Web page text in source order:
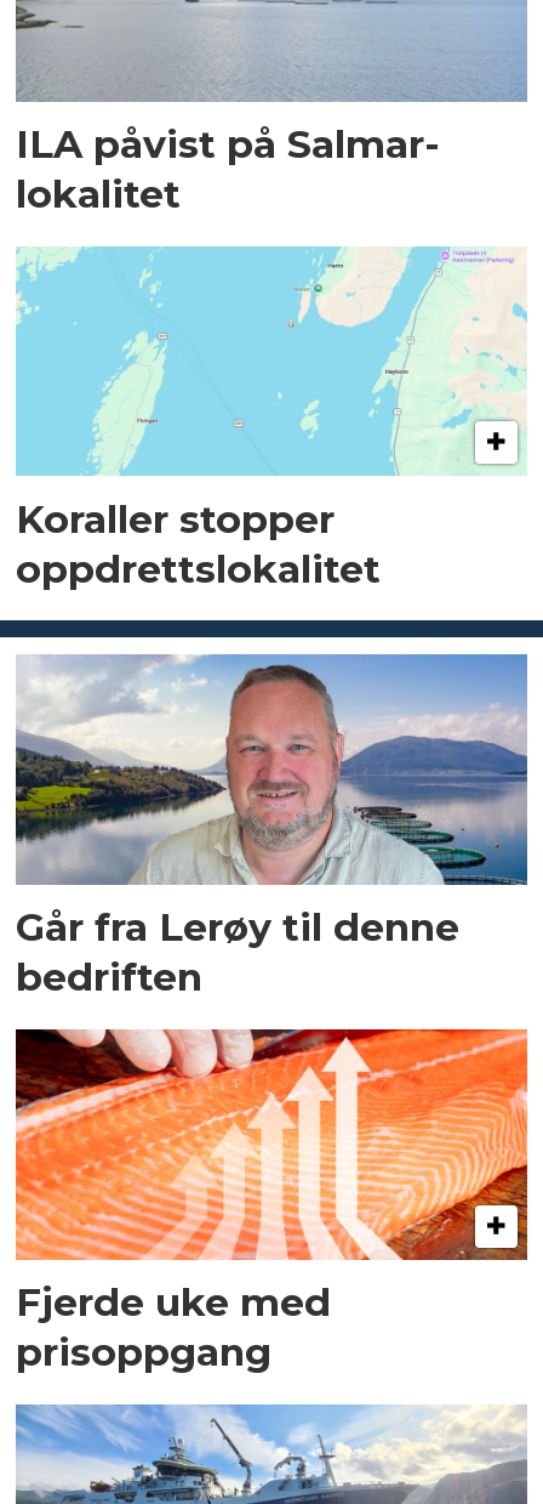
ILA påvist på Salmar-
lokalitet
Koraller stopper
oppdrettslokalitet
Går fra Lerøy til denne
bedriften
Fjerde uke med
prisoppgang